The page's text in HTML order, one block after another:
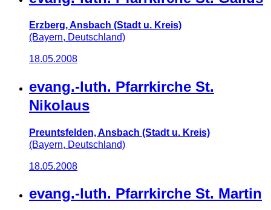
Erzberg, Ansbach (Stadt u. Kreis)
(Bayern, Deutschland)
18.05.2008
evang.-luth. Pfarrkirche St.
Nikolaus
Preuntsfelden, Ansbach (Stadt u. Kreis)
(Bayern, Deutschland)
18.05.2008
evang.-luth. Pfarrkirche St. Martin